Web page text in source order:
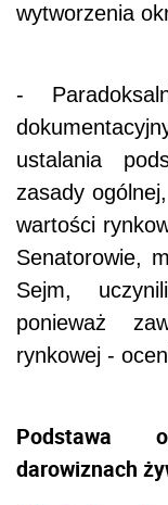
wytworzenia
-
ustalania
zasady
wartości
Senatorowie,
Sejm,
ponieważ
rynkowej -
Podstawa
darowiznach